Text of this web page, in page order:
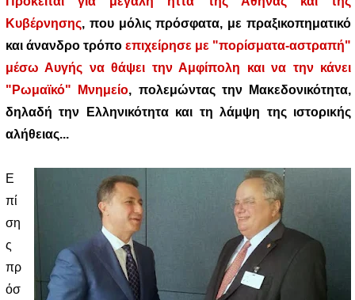
Κυβέρνησης, που μόλις πρόσφατα, με πραξικοπηματικό
και άνανδρο τρόπο επιχείρησε με "πορίσματα-αστραπή"
μέσω Αυγής να θάψει την Αμφίπολη και να την κάνει
"Ρωμαϊκό" Μνημείο, πολεμώντας την Μακεδονικότητα,
δηλαδή την Ελληνικότητα και τη λάμψη της ιστορικής
αλήθειας...
Ε
πί
ση
ς
πρ
όσ